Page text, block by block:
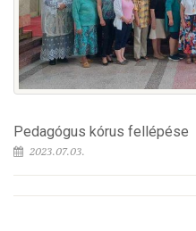
Pedagógus kórus fellépése
2023.07.03.